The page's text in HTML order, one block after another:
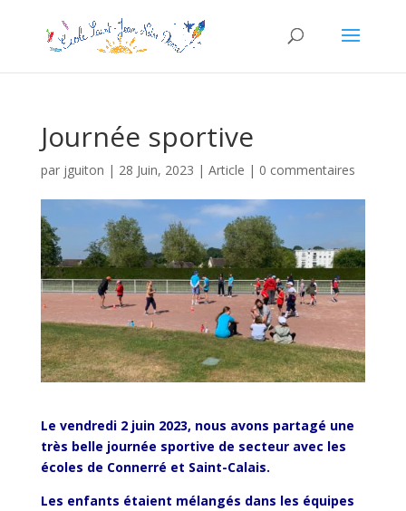
Journée sportive
par jguiton | 28 Juin, 2023 | Article | 0 commentaires
Le vendredi 2 juin 2023, nous avons partagé une
très belle journée sportive de secteur avec les
écoles de Connerré et Saint-Calais.
Les enfants étaient mélangés dans les équipes